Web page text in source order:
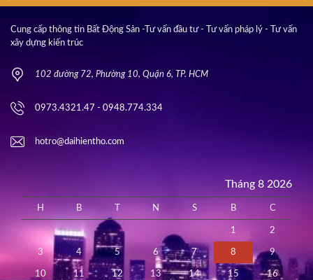
Cung cấp thông tin Bất Động Sản -Tư vấn đầu tư - Tư vấn pháp lý - Tư vấn
xây dựng kiến trúc
102 đường 72, Phường 10, Quận 6, TP. HCM
0973.4321.47 - 0948.774.334
hotro@daihientho.com
Tháng 8 2026
H B N S B C
1 2
3 4 5 6 7 8 9
10 11 12 13 14 15 16